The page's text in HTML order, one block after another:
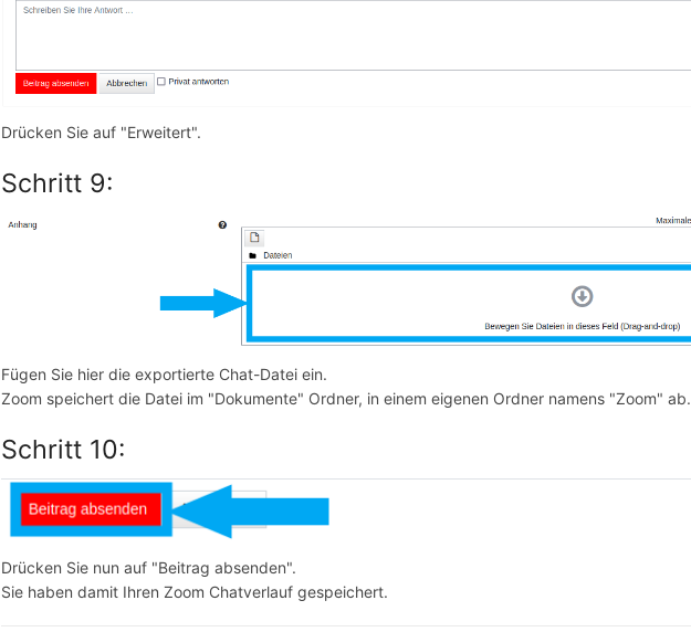
Drücken Sie auf "Erweitert".
Schritt 9:
Fügen Sie hier die exportierte Chat-Datei ein.
Zoom speichert die Datei im "Dokumente" Ordner, in einem eigenen Ordner namens "Zoom" ab.
Schritt 10:
Drücken Sie nun auf "Beitrag absenden".
Sie haben damit Ihren Zoom Chatverlauf gespeichert.